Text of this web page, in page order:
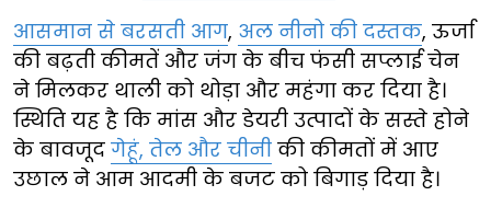
आसमान से बरसती आग, अल नीनो की दस्तक, ऊर्जा
की बढ़ती कीमतें और जंग के बीच फंसी सप्लाई चेन
ने मिलकर थाली को थोड़ा और महंगा कर दिया है।
स्थिति यह है कि मांस और डेयरी उत्पादों के सस्ते होने
के बावजूद गेहूं, तेल और चीनी की कीमतों में आए
उछाल ने आम आदमी के बजट को बिगाड़ दिया है।